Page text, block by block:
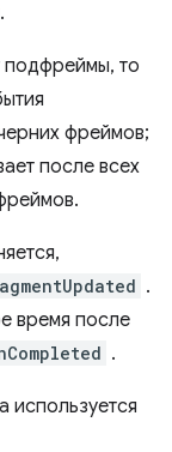
подфреймы, то
фреймов;
после всех
.
время после
.
используется